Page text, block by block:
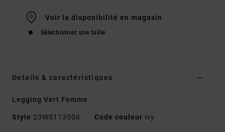
Voir la disponibilité en magasin
Sélectionnez une taille
Details & caractéristiques
Legging Vert Femme
Style 23WS113506 Code couleur ivy